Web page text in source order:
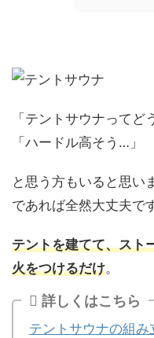
「テントサウナってど
「ハードル高そう…」
と思う方もいると思い
であれば全然大丈夫で
テントを建てて、スト
火をつけるだけ。
詳しくはこちら
テントサウナの組み